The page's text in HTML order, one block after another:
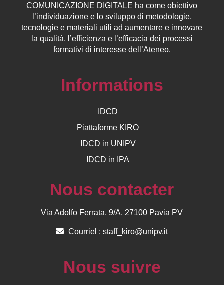
COMUNICAZIONE DIGITALE ha come obiettivo
l’individuazione e lo sviluppo di metodologie,
tecnologie e materiali utili ad aumentare e innovare
la qualità, l’efficienza e l’efficacia dei processi
formativi di interesse dell’Ateneo.
Informations
IDCD
Piattaforme KIRO
IDCD in UNIPV
IDCD in IPA
Nous contacter
Via Adolfo Ferrata, 9/A, 27100 Pavia PV
Courriel : staff_kiro@unipv.it
Nous suivre